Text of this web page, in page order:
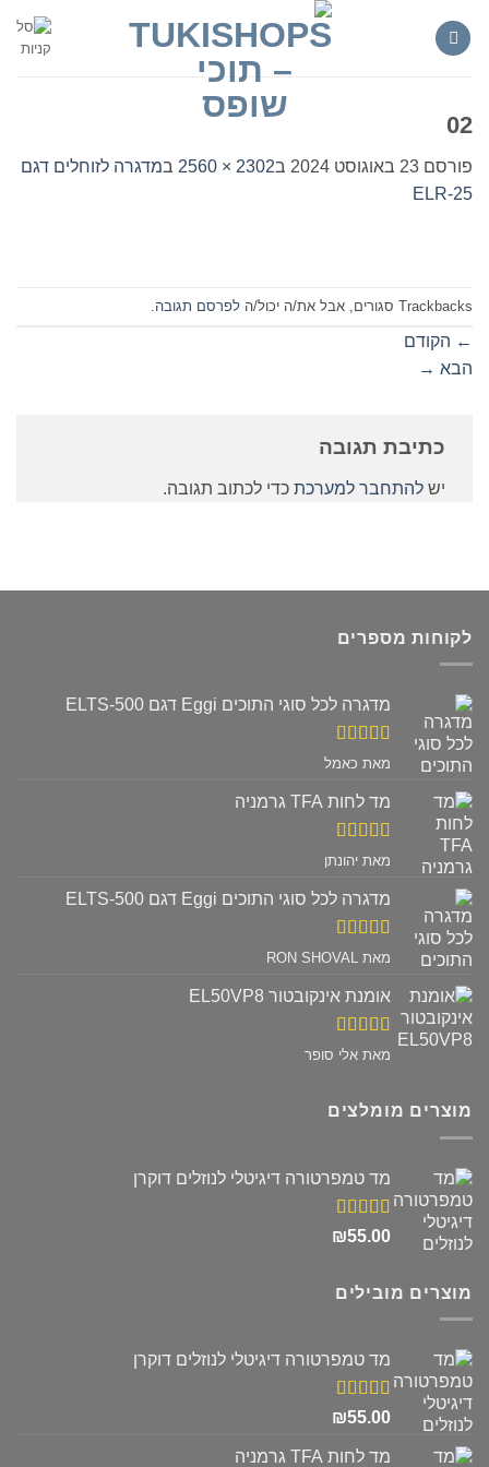
02
פורסם 23 באוגוסט 2024 ב2302 × 2560 במדגרה לזוחלים דגם
ELR-25
Trackbacks סגורים, אבל את/ה יכול/ה לפרסם תגובה
← הקודם
הבא →
כתיבת תגובה
יש להתחבר למערכת כדי לכתוב תגובה.
לקוחות מספרים
מדגרה לכל סוגי התוכים Eggi דגם ELTS-500
דורג 5מתוך
מאת כאמל
מד לחות TFA גרמניה
דורג 5מתוך
מאת יהונתן
מדגרה לכל סוגי התוכים Eggi דגם ELTS-500
דורג 5מתוך
מאת RON SHOVAL
אומנת אינקובטור EL50VP8
דורג 5מתוך
מאת אלי סופר
מוצרים מומלצים
מד טמפרטורה דיגיטלי לנוזלים דוקרן
דורג5.00
₪55.00
מוצרים מובילים
מד טמפרטורה דיגיטלי לנוזלים דוקרן
דורג5.00
₪55.00
מד לחות TFA גרמניה